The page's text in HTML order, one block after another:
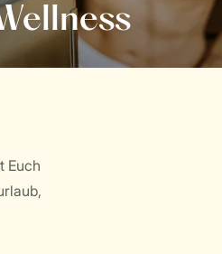
Euch